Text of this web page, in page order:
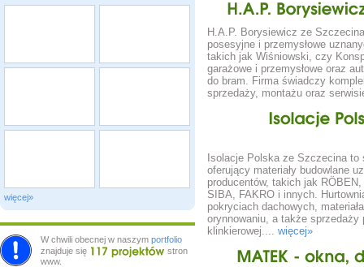
więcej»
W chwili obecnej w naszym portfolio
znajduje się
stron
www.
H.A.P. Borysiewicz ze
posesyjne i przemysłowe
takich jak Wiśniowski, czy
garażowe i przemysłowe oraz
do bram. Firma świadczy
sprzedaży, montażu oraz
Isolacje Polska ze Szczecina to
oferujący materiały budowlane
producentów, takich jak
SIBA, FAKRO i innych.
pokryciach dachowych,
orynnowaniu, a także sprzedaży
klinkierowej.... więcej»